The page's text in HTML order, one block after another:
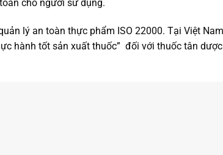
cho người sử dụng.
lý an toàn thực phẩm ISO 22000. Tại Việt
hành tốt sản xuất thuốc” đối với thuốc tân